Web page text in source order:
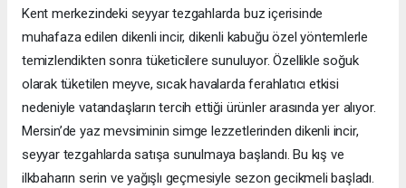
Kent merkezindeki seyyar tezgahlarda buz içerisinde
muhafaza edilen dikenli incir, dikenli kabuğu özel yöntemlerle
temizlendikten sonra tüketicilere sunuluyor. Özellikle soğuk
olarak tüketilen meyve, sıcak havalarda ferahlatıcı etkisi
nedeniyle vatandaşların tercih ettiği ürünler arasında yer alıyor.
Mersin’de yaz mevsiminin simge lezzetlerinden dikenli incir,
seyyar tezgahlarda satışa sunulmaya başlandı. Bu kış ve
ilkbaharın serin ve yağışlı geçmesiyle sezon gecikmeli başladı.